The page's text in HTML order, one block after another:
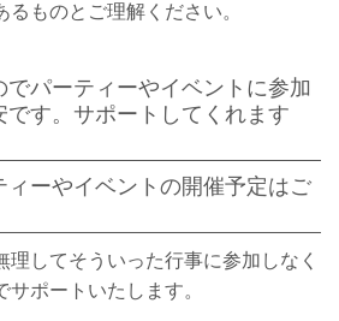
ものとご理解ください。
でパーティーやイベントに参加
です。サポートしてくれます
ィーやイベントの開催予定はご
理してそういった行事に参加しなく
ポートいたします。